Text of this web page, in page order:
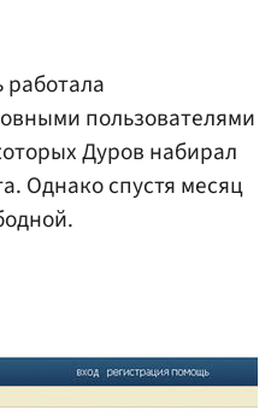
работала
пользователями
Дуров набирал
Однако спустя месяц